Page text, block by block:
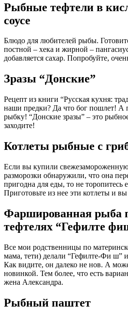
Рыбные тефтели в
соусе
Блюдо для любителей рыбы.
постной – хека и жирной –
добавляется сахар. Попробуйте,
Зразы “Донские”
Рецепт из книги “Русская кухня:
наши предки? Да что бог пошлет! А
рыбку! “Донские зразы” – это
заходите!
Котлеты рыбные с
Если вы купили
разморозки обнаружили, что она
пригодна для еды, то не торопитесь
Приготовьте из неe эти котлеты и
Фаршированная рыба
тефтелях “Гефилте
Все мои родственницы по
мама, тети) делали “Гефилте-Фи ш”
Как видите, он далеко не нов. А
новинкой. Тем более, что есть
жена Александра.
Рыбный паштет